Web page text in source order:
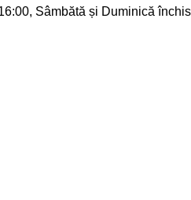
Sâmbătă și Duminică închis